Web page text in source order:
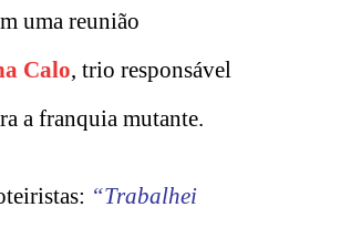
uma reunião
Calo, trio responsável
a franquia mutante.
“Trabalhei